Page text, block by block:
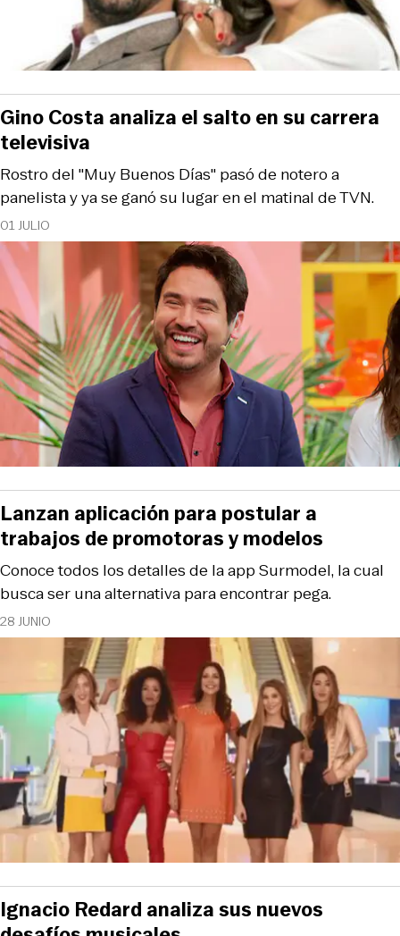
01 JULIO
Rostro del "Muy Buenos Días" pasó de notero a
panelista y ya se ganó su lugar en el matinal de TVN.
Gino Costa analiza el salto en su carrera
televisiva
28 JUNIO
Conoce todos los detalles de la app Surmodel, la cual
busca ser una alternativa para encontrar pega.
Lanzan aplicación para postular a
trabajos de promotoras y modelos
Ignacio Redard analiza sus nuevos